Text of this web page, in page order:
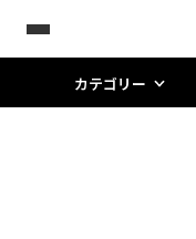
カテゴリー